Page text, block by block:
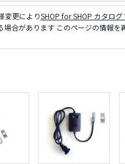
変更によりSHOP for SHOP カタログ
合があります このページの情報を